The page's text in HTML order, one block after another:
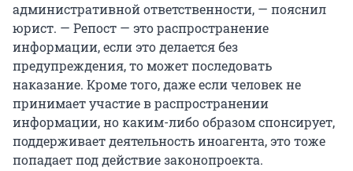
административной ответственности, — пояснил
юрист. — Репост — это распространение
информации, если это делается без
предупреждения, то может последовать
наказание. Кроме того, даже если человек не
принимает участие в распространении
информации, но каким-либо образом спонсирует,
поддерживает деятельность иноагента, это тоже
попадает под действие законопроекта.